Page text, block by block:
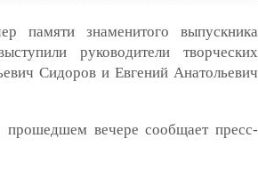
знаменитого выпускника
руководители творческих
Сидоров и Евгений Анатольевич
вечере сообщает пресс-